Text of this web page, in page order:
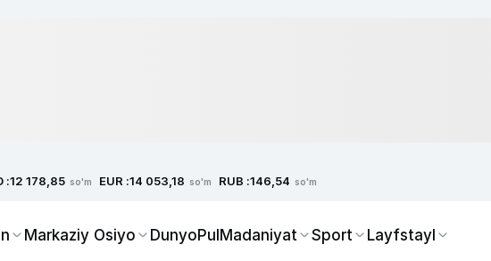
:12 178,85 so'm EUR :14 053,18 so'm RUB :146,54 so'm
Markaziy Osiyo DunyoPulMadaniyat Sport Layfstayl